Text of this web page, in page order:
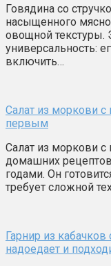
Говядина со
насыщенного
овощной текстуры.
универсальность:
включить…
Салат из моркови
первым
Салат из моркови
домашних
годами. Он
требует сложной
Гарнир из
надоедает и